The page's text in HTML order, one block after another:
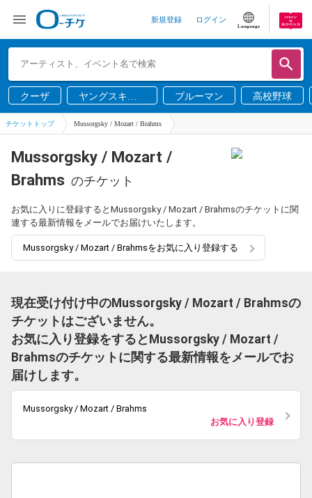
新規登録 ログイン
Language
クーザ
ヤングスキニ
ー
ブルーマン 高校野球
チケットトップ Mussorgsky / Mozart / Brahms
Mussorgsky / Mozart /
Brahms のチケット
お気に入りに登録するとMussorgsky / Mozart / Brahmsのチケットに関
連する最新情報をメールでお届けいたします。
Mussorgsky / Mozart / Brahmsをお気に入り登録する
現在受け付け中のMussorgsky / Mozart / Brahmsの
チケットはございません。
お気に入り登録をするとMussorgsky / Mozart /
Brahmsのチケットに関する最新情報をメールでお
届けします。
Mussorgsky / Mozart / Brahms
お気に入り登録